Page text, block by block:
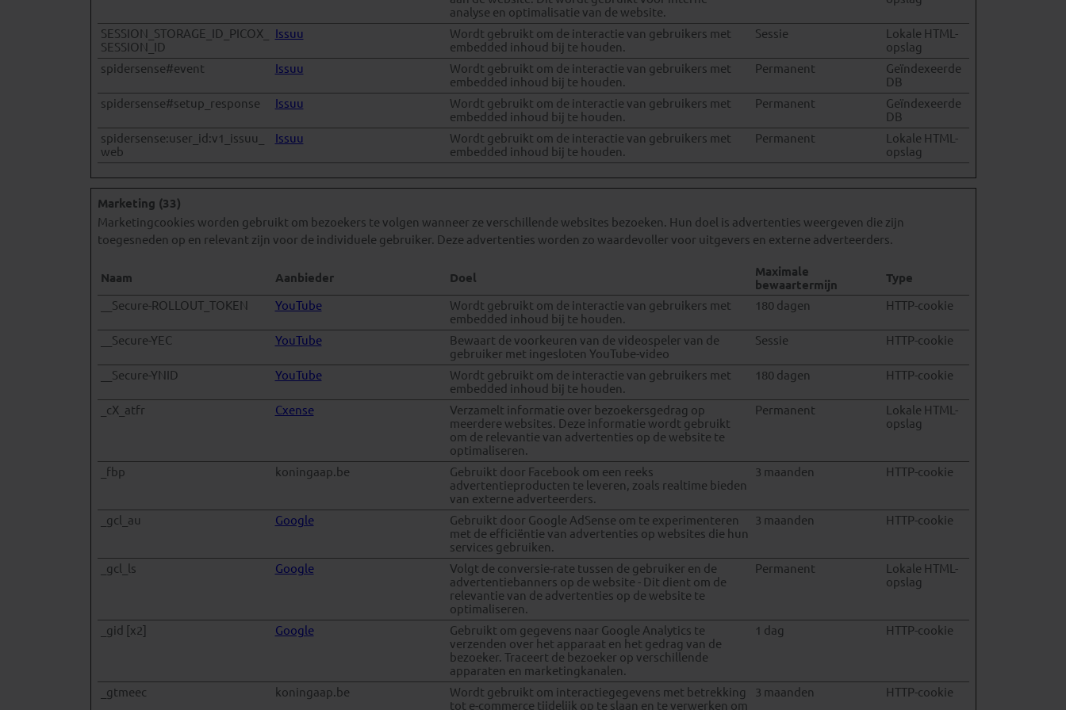
analyse en optimalisatie van de website.
SESSION_STORAGE_ID_PICOX_
SESSION_ID
Issuu
Wordt gebruikt om de interactie van gebruikers met
embedded inhoud bij te houden.
Sessie
Lokale HTML-
opslag
spidersense#event
Issuu
Wordt gebruikt om de interactie van gebruikers met
embedded inhoud bij te houden.
Permanent
Geïndexeerde
DB
spidersense#setup_response
Issuu
Wordt gebruikt om de interactie van gebruikers met
embedded inhoud bij te houden.
Permanent
Geïndexeerde
DB
spidersense:user_id:v1_issuu_
web
Issuu
Wordt gebruikt om de interactie van gebruikers met
embedded inhoud bij te houden.
Permanent
Lokale HTML-
opslag
Marketing (33)
Marketingcookies worden gebruikt om bezoekers te volgen wanneer ze verschillende websites bezoeken. Hun doel is advertenties weergeven die zijn
toegesneden op en relevant zijn voor de individuele gebruiker. Deze advertenties worden zo waardevoller voor uitgevers en externe adverteerders.
Naam Aanbieder Doel
Maximale
bewaartermijn
Type
__Secure-ROLLOUT_TOKEN YouTube
Wordt gebruikt om de interactie van gebruikers met
embedded inhoud bij te houden.
180 dagen HTTP-cookie
__Secure-YEC YouTube
Bewaart de voorkeuren van de videospeler van de
gebruiker met ingesloten YouTube-video
Sessie HTTP-cookie
__Secure-YNID YouTube
Wordt gebruikt om de interactie van gebruikers met
embedded inhoud bij te houden.
180 dagen HTTP-cookie
_cX_atfr Cxense
Verzamelt informatie over bezoekersgedrag op
meerdere websites. Deze informatie wordt gebruikt
om de relevantie van advertenties op de website te
optimaliseren.
Permanent
Lokale HTML-
opslag
_fbp koningaap.be
Gebruikt door Facebook om een reeks
advertentieproducten te leveren, zoals realtime bieden
van externe adverteerders.
3 maanden HTTP-cookie
_gcl_au Google
Gebruikt door Google AdSense om te experimenteren
met de efficiëntie van advertenties op websites die hun
services gebruiken.
3 maanden HTTP-cookie
_gcl_ls Google
Volgt de conversie-rate tussen de gebruiker en de
advertentiebanners op de website - Dit dient om de
relevantie van de advertenties op de website te
optimaliseren.
Permanent
Lokale HTML-
opslag
_gid [x2] Google
Gebruikt om gegevens naar Google Analytics te
verzenden over het apparaat en het gedrag van de
bezoeker. Traceert de bezoeker op verschillende
apparaten en marketingkanalen.
1 dag HTTP-cookie
_gtmeec koningaap.be
Wordt gebruikt om interactiegegevens met betrekking
tot e-commerce tijdelijk op te slaan en te verwerken om
3 maanden HTTP-cookie